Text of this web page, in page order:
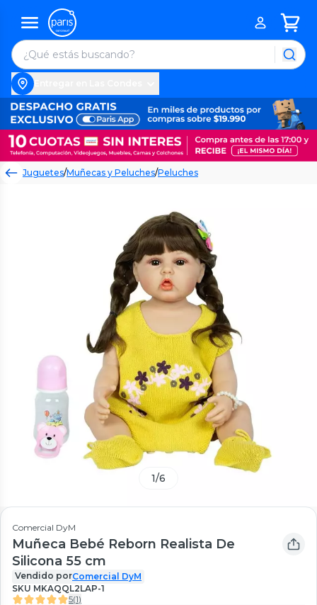
Juguetes/Muñecas y Peluches/Peluches
1/6
Comercial DyM
Muñeca Bebé Reborn Realista De
Silicona 55 cm
Vendido porComercial DyM
SKU MKAQQL2LAP-1
5(1)